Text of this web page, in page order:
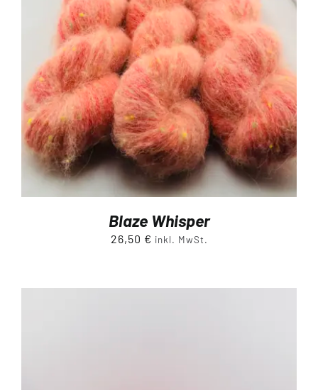
Blaze Whisper
26,50 € inkl. MwSt.